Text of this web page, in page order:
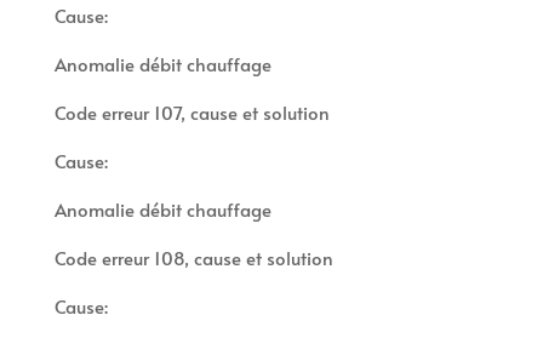
Cause:
Anomalie débit chauffage
Code erreur 107, cause et solution
Cause:
Anomalie débit chauffage
Code erreur 108, cause et solution
Cause: